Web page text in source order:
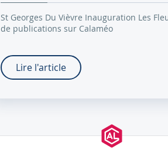
St Georges Du Vièvre Inauguration Les
de publications sur Calaméo
Lire l'article